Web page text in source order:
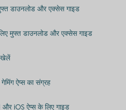
डाउनलोड और एक्सेस गाइड
मुफ्त डाउनलोड और एक्सेस गाइड
खेलें
ऐप्स का संग्रह
iOS ऐप्स के लिए गाइड